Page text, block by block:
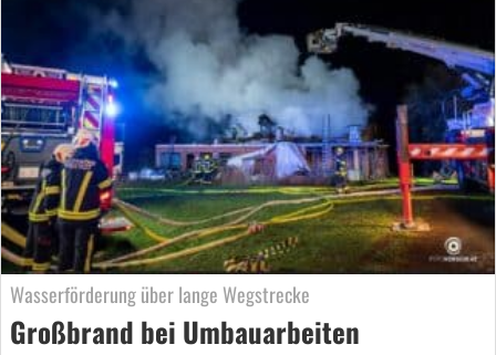
Wasserförderung über lange Wegstrecke
Großbrand bei Umbauarbeiten